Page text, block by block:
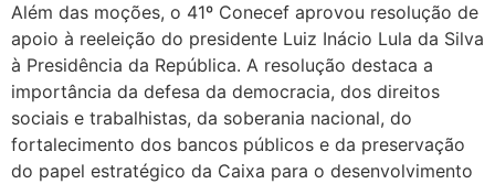
Além das moções, o 41º Conecef aprovou resolução de
apoio à reeleição do presidente Luiz Inácio Lula da Silva
à Presidência da República. A resolução destaca a
importância da defesa da democracia, dos direitos
sociais e trabalhistas, da soberania nacional, do
fortalecimento dos bancos públicos e da preservação
do papel estratégico da Caixa para o desenvolvimento